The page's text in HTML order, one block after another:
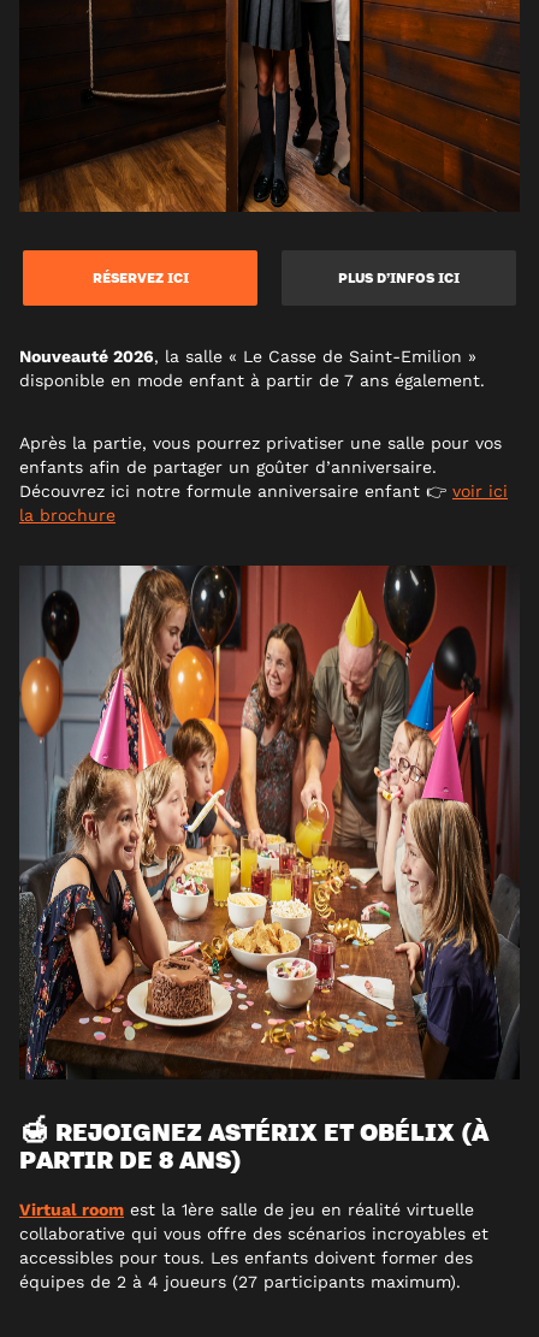
RÉSERVEZ ICI PLUS D’INFOS ICI
Nouveauté 2026, la salle « Le Casse de Saint-Emilion »
disponible en mode enfant à partir de 7 ans également.
Après la partie, vous pourrez privatiser une salle pour vos
enfants afin de partager un goûter d’anniversaire.
Découvrez ici notre formule anniversaire enfant 👉 voir ici
la brochure
🍯 REJOIGNEZ ASTÉRIX ET OBÉLIX (À
PARTIR DE 8 ANS)
Virtual room est la 1ère salle de jeu en réalité virtuelle
collaborative qui vous offre des scénarios incroyables et
accessibles pour tous. Les enfants doivent former des
équipes de 2 à 4 joueurs (27 participants maximum).